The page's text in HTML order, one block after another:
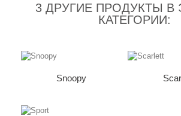
3 ДРУГИЕ ПРОДУКТЫ В
КАТЕГОРИИ:
Snoopy